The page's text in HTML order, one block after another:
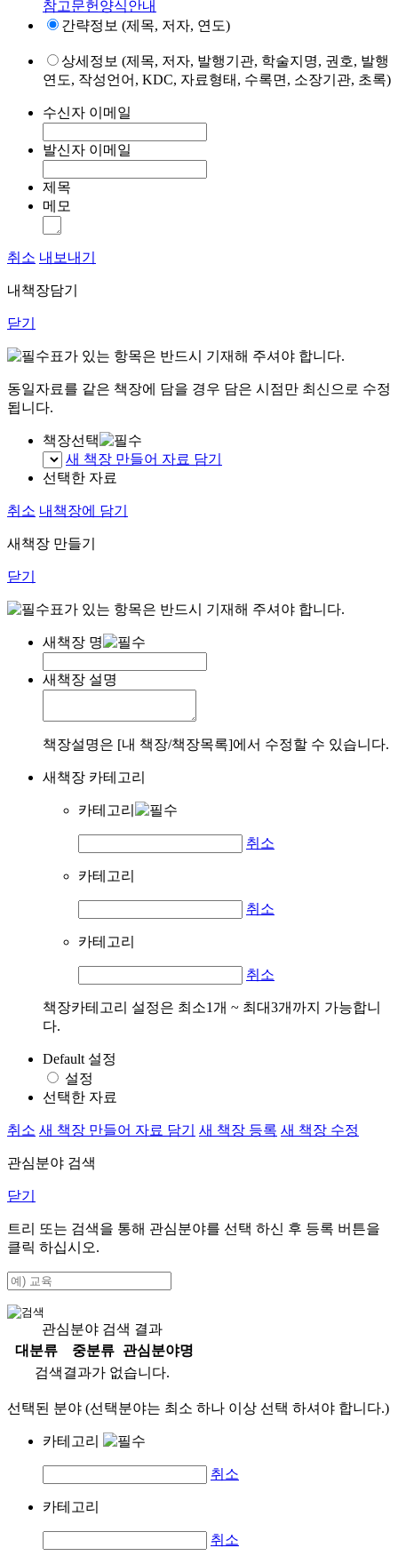
참고문헌양식안내
간략정보 (제목, 저자, 연도)
상세정보 (제목, 저자, 발행기관, 학술지명, 권호, 발행
연도, 작성언어, KDC, 자료형태, 수록면, 소장기관, 초록)
수신자 이메일
발신자 이메일
제목
메모
취소 내보내기
내책장담기
닫기
표가 있는 항목은 반드시 기재해 주셔야 합니다.
동일자료를 같은 책장에 담을 경우 담은 시점만 최신으로 수정
됩니다.
책장선택
새 책장 만들어 자료 담기
선택한 자료
취소 내책장에 담기
새책장 만들기
닫기
표가 있는 항목은 반드시 기재해 주셔야 합니다.
새책장 명
새책장 설명
책장설명은 [내 책장/책장목록]에서 수정할 수 있습니다.
새책장 카테고리
카테고리
취소
카테고리
취소
카테고리
취소
책장카테고리 설정은 최소1개 ~ 최대3개까지 가능합니
다.
Default 설정
설정
선택한 자료
취소 새 책장 만들어 자료 담기 새 책장 등록 새 책장 수정
관심분야 검색
닫기
트리 또는 검색을 통해 관심분야를 선택 하신 후 등록 버튼을
클릭 하십시오.
관심분야 검색 결과
대분류
중분류
관심분야명
검색결과가 없습니다.
선택된 분야 (선택분야는 최소 하나 이상 선택 하셔야 합니다.)
카테고리
취소
카테고리
취소